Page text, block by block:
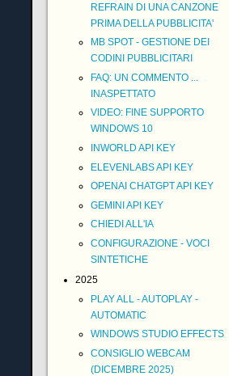
REFRAIN DI UNA CANZONE
PRIMA DELLA PUBBLICITA'
MB SPOT - GESTIONE DEI
CODINI PUBBLICITARI
FAQ: UN COMMENTO ...
INASPETTATO
VIDEO: FINE SUPPORTO
WINDOWS 10
INWORLD API KEY
ELEVENLABS API KEY
OPENAI CHATGPT API KEY
GEMINI API KEY
CHIEDI ALL'IA
CONFIGURAZIONE - VOCI
SINTETICHE
2025
PLAY ALL - AUTOPLAY -
AUTOMATIC
WINDOWS STUDIO EFFECTS
CONSIGLIO WEBCAM
(DICEMBRE 2025)